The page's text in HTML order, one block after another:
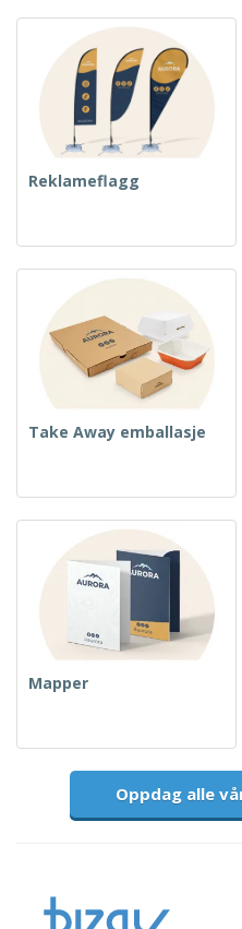
Reklameflagg
Take Away emballasje
Mapper
Oppdag alle